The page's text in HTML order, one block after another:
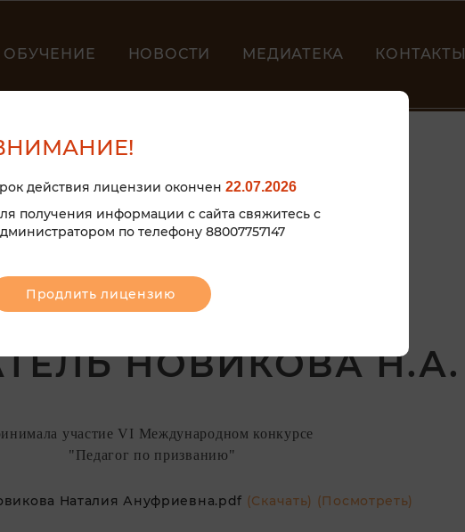
НОВОСТИ МЕДИАТЕКА КОНТАКТЫ
НОВИКОВА Н.А.
участие VI Международном конкурсе
"Педагог по призванию"
Наталия Ануфриевна.pdf (Скачать) (Посмотреть)
действия лицензии окончен 22.07.2026
получения информации с сайта свяжитесь с
по телефону 88007757147
Продлить лицензию